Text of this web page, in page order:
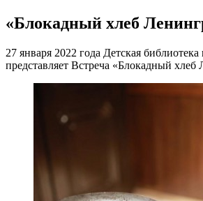
«Блокадный хлеб
27 января 2022 года Детская
представляет Встреча «Блокадный хлеб